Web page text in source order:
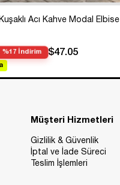
Acı Kahve Modal Elbise
İndirim $47.05
Müşteri Hizmetleri
Gizlilik & Güvenlik
İptal ve İade Süreci
Teslim İşlemleri